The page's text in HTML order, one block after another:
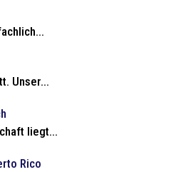
Unser...
liegt...
Rico